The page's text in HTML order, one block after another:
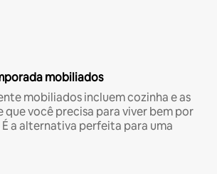
mobiliados
mobiliados incluem cozinha e as
você precisa para viver bem por
É a alternativa perfeita para uma